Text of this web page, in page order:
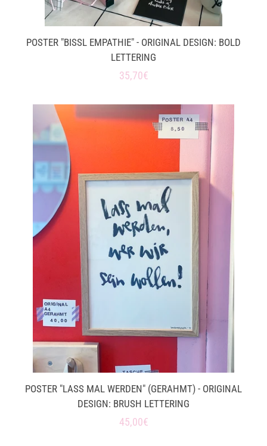
Journal
Einzigartigkeits-Versprechen
Konto erstellen
POSTER "BISSL EMPATHIE" - ORIGINAL DESIGN: BOLD
LETTERING
Normaler
35,70€
POSTER "LASS MAL WERDEN" (GERAHMT) - ORIGINAL
DESIGN: BRUSH LETTERING
Normaler
45,00€